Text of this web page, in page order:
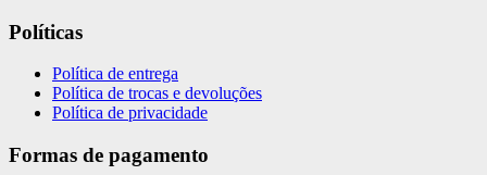
Políticas
Política de entrega
Política de trocas e devoluções
Política de privacidade
Formas de pagamento